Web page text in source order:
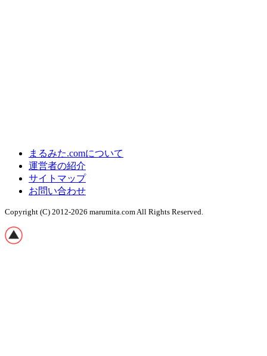
まるみた.comについて
運営者の紹介
サイトマップ
お問い合わせ
Copyright (C) 2012-2026 marumita.com All Rights Reserved.